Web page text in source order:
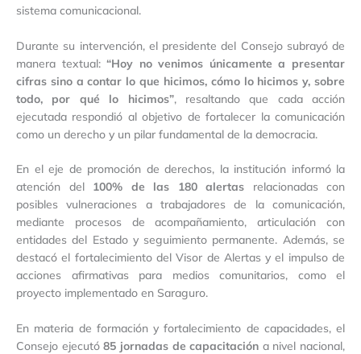
sistema comunicacional.
Durante su intervención, el presidente del Consejo subrayó de
manera textual:“Hoy no venimos únicamente a presentar
cifras sino a contar lo que hicimos, cómo lo hicimos y, sobre
todo, por qué lo hicimos”, resaltando que cada acción
ejecutada respondió al objetivo de fortalecer la comunicación
como un derecho y un pilar fundamental de la democracia.
En el eje de promoción de derechos, la institución informó la
atención del 100% de las 180 alertas relacionadas con
posibles vulneraciones a trabajadores de la comunicación,
mediante procesos de acompañamiento, articulación con
entidades del Estado y seguimiento permanente. Además, se
destacó el fortalecimiento del Visor de Alertas y el impulso de
acciones afirmativas para medios comunitarios, como el
proyecto implementado en Saraguro.
En materia de formación y fortalecimiento de capacidades, el
Consejo ejecutó85 jornadas de capacitación a nivel nacional,